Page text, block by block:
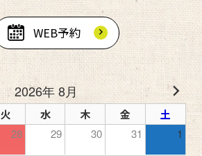
WEB予約
2026年 8月
火 水 木 金
土
28 29 30 31 1